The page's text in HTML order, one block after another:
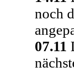
noch
07.11